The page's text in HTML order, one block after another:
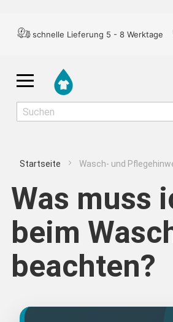
schnelle Lieferung 5 - 8 Werktage
T-SHIRTS
LONGSLEEVES
Startseite Wasch- und
Was muss
beim
beachten?